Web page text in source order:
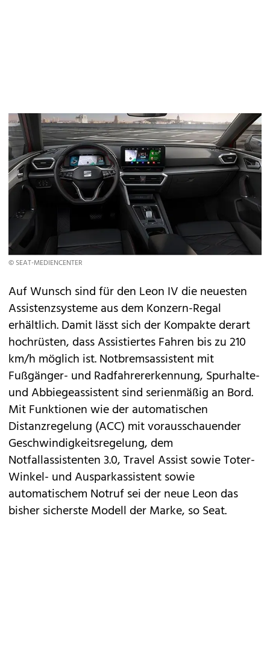
© SEAT-MEDIENCENTER
Auf Wunsch sind für den Leon IV die neuesten
Assistenzsysteme aus dem Konzern-Regal
erhältlich. Damit lässt sich der Kompakte derart
hochrüsten, dass Assistiertes Fahren bis zu 210
km/h möglich ist. Notbremsassistent mit
Fußgänger- und Radfahrererkennung, Spurhalte-
und Abbiegeassistent sind serienmäßig an Bord.
Mit Funktionen wie der automatischen
Distanzregelung (ACC) mit vorausschauender
Geschwindigkeitsregelung, dem
Notfallassistenten 3.0, Travel Assist sowie Toter-
Winkel- und Ausparkassistent sowie
automatischem Notruf sei der neue Leon das
bisher sicherste Modell der Marke, so Seat.